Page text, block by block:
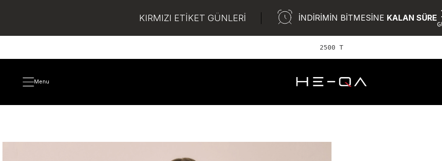
KIRMIZI ETİKET GÜNLERİ İNDİRİMİN BİTMESİNE KALAN SÜRE
2500 TL ve üze
Menu